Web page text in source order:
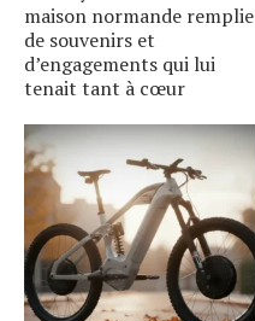
maison normande remplie
de souvenirs et
d’engagements qui lui
tenait tant à cœur